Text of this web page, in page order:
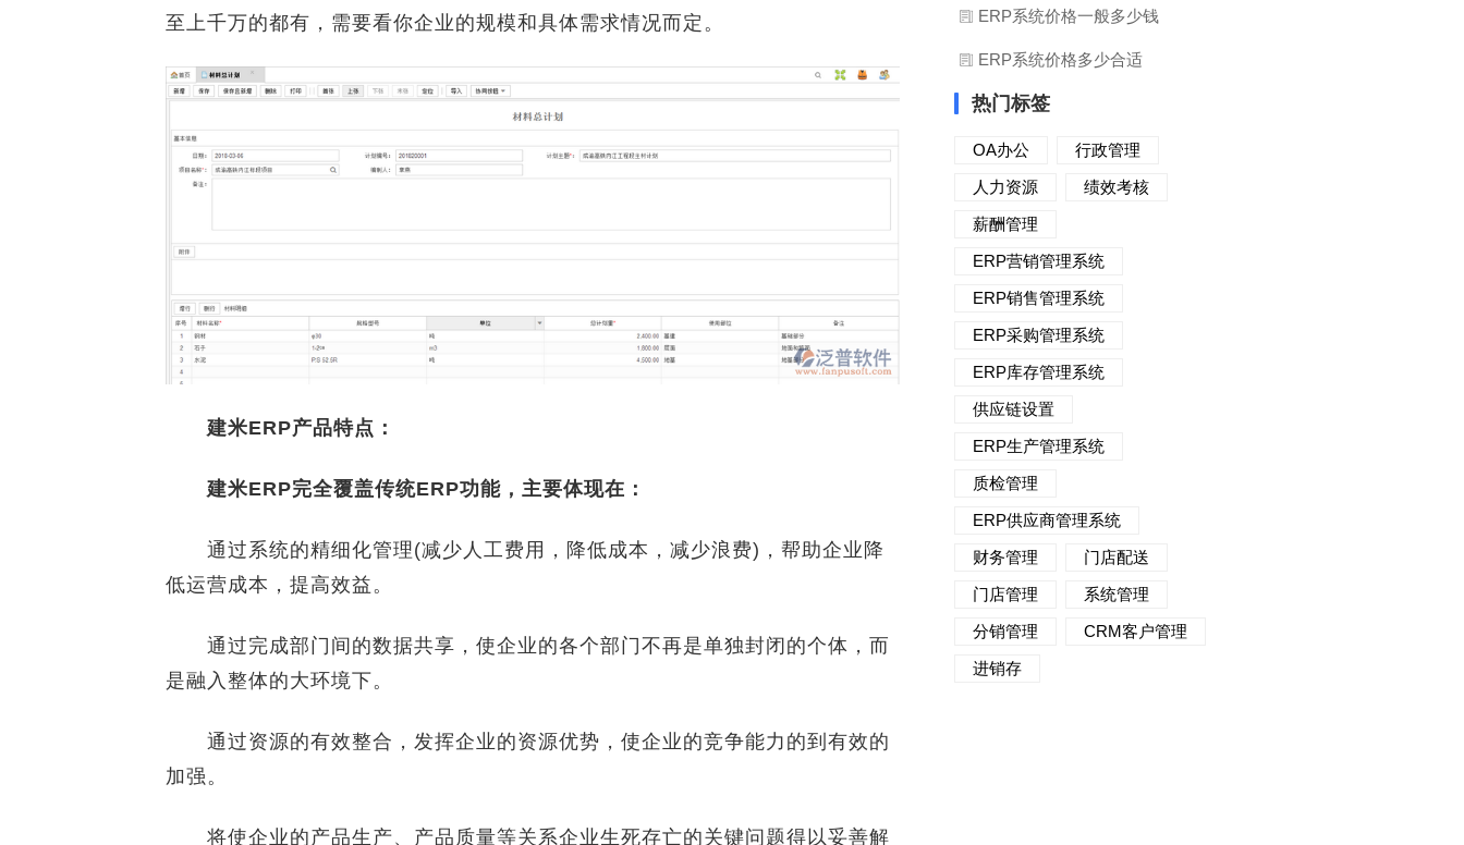
至上千万的都有，需要看你企业的规模和具体需求情况而定。
建米ERP产品特点：
建米ERP完全覆盖传统ERP功能，主要体现在：
通过系统的精细化管理(减少人工费用，降低成本，减少浪费)，帮助企业降
低运营成本，提高效益。
通过完成部门间的数据共享，使企业的各个部门不再是单独封闭的个体，而
是融入整体的大环境下。
通过资源的有效整合，发挥企业的资源优势，使企业的竞争能力的到有效的
加强。
将使企业的产品生产、产品质量等关系企业生死存亡的关键问题得以妥善解
ERP系统价格一般多少钱
ERP系统价格多少合适
热门标签
OA办公
行政管理
人力资源
绩效考核
薪酬管理
ERP营销管理系统
ERP销售管理系统
ERP采购管理系统
ERP库存管理系统
供应链设置
ERP生产管理系统
质检管理
ERP供应商管理系统
财务管理
门店配送
门店管理
系统管理
分销管理
CRM客户管理
进销存